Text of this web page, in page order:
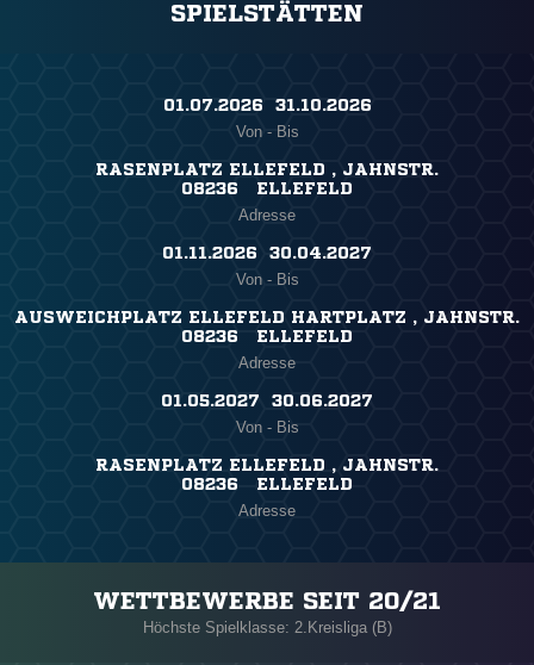
SPIELSTÄTTEN
01.07.2026 ​ 31.10.2026
Von - Bis
RASENPLATZ ELLEFELD , JAHNSTR.
08236 ELLEFELD
Adresse
01.11.2026 ​ 30.04.2027
Von - Bis
AUSWEICHPLATZ ELLEFELD HARTPLATZ , JAHNSTR.
08236 ELLEFELD
Adresse
01.05.2027 ​ 30.06.2027
Von - Bis
RASENPLATZ ELLEFELD , JAHNSTR.
08236 ELLEFELD
Adresse
WETTBEWERBE SEIT 20/21
Höchste Spielklasse: 2.Kreisliga (B)